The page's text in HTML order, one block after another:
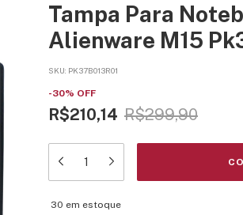
Tampa Para
Alienware M15
SKU: PK37B013R01
-30% OFF
R$210,14 R$299,90
30 em estoque